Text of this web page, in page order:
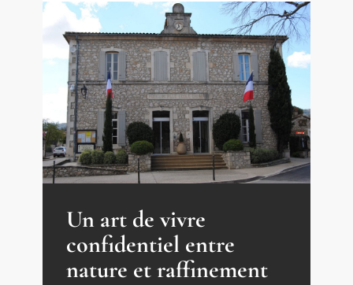
Un art de vivre
confidentiel entre
nature et raffinement